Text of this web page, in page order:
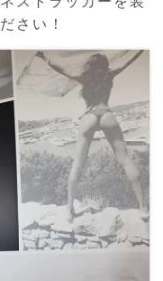
さい！